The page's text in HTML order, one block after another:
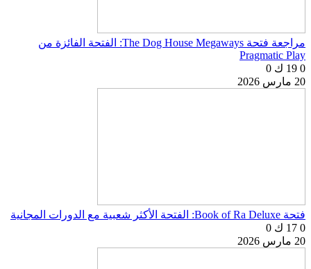
مراجعة فتحة The Dog House Megaways: الفتحة الفائزة من
Pragmatic Play
0 19 ك
0
20 مارس 2026
فتحة Book of Ra Deluxe: الفتحة الأكثر شعبية مع الدورات المجانية
0 17 ك
0
20 مارس 2026